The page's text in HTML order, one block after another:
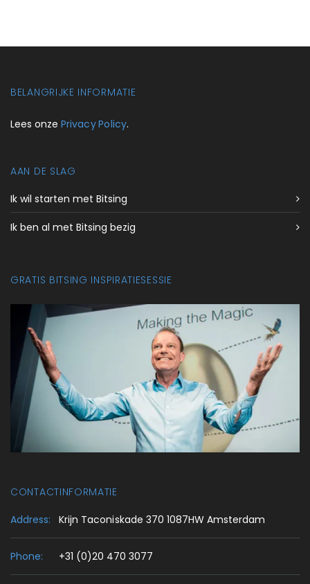
BELANGRIJKE INFORMATIE
Lees onzePrivacy Policy.
AAN DE SLAG
Ik wil starten met Bitsing
Ik ben al met Bitsing bezig
GRATIS BITSING INSPIRATIESESSIE
CONTACTINFORMATIE
Address:
Krijn Taconiskade 370 1087HW Amsterdam
Phone: +31 (0)20 470 3077